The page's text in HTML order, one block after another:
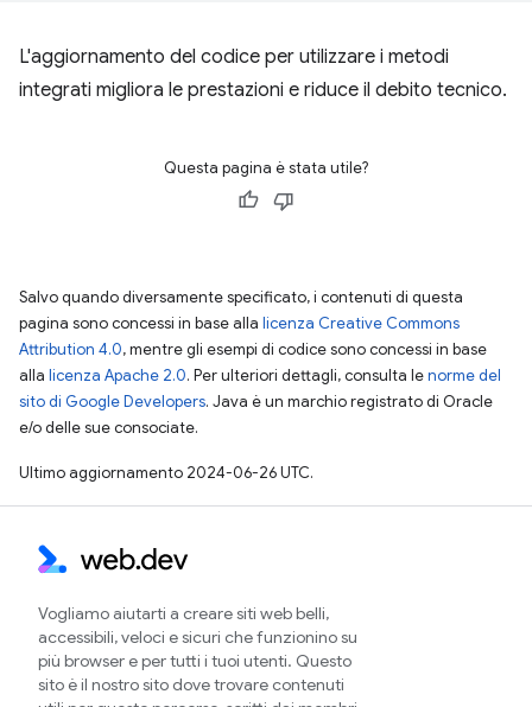
L'aggiornamento del codice per utilizzare i metodi
integrati migliora le prestazioni e riduce il debito tecnico.
Questa pagina è stata utile?
Salvo quando diversamente specificato, i contenuti di questa
pagina sono concessi in base alla licenza Creative Commons
Attribution 4.0, mentre gli esempi di codice sono concessi in base
alla licenza Apache 2.0. Per ulteriori dettagli, consulta lenorme del
sito di Google Developers. Java è un marchio registrato di Oracle
e/o delle sue consociate.
Ultimo aggiornamento 2024-06-26 UTC.
Vogliamo aiutarti a creare siti web belli,
accessibili, veloci e sicuri che funzionino su
più browser e per tutti i tuoi utenti. Questo
sito è il nostro sito dove trovare contenuti